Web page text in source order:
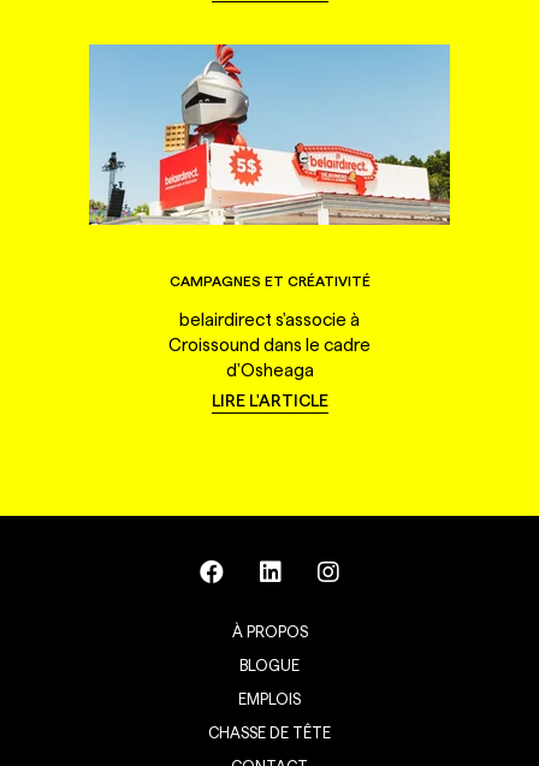
CAMPAGNES ET CRÉATIVITÉ
belairdirect s'associe à
Croissound dans le cadre
d'Osheaga
LIRE L'ARTICLE
À PROPOS
BLOGUE
EMPLOIS
CHASSE DE TÊTE